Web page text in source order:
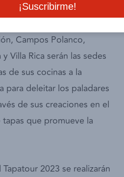
Campos Polanco,
Villa Rica serán las sedes
de sus cocinas a la
para deleitar los paladares
de sus creaciones en el
que promueve la
2023 se realizarán